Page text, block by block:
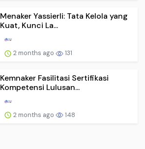
Menaker Yassierli: Tata Kelola yang
Kuat, Kunci La...
2 months ago 131
Kemnaker Fasilitasi Sertifikasi
Kompetensi Lulusan...
2 months ago 148